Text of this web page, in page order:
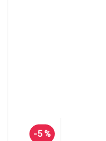
-5 %